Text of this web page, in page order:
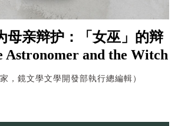
母亲辩护：「女巫」的辩
and the Witch
，鏡文學文學開發部執行總編輯）